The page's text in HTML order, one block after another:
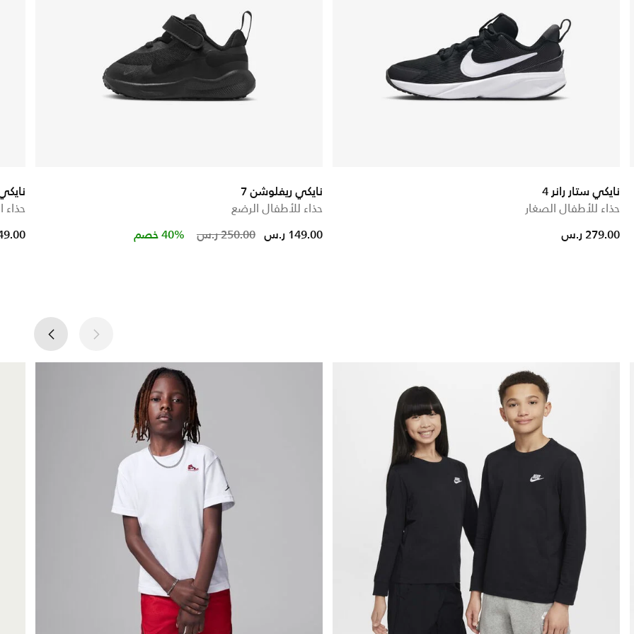
نايكي ستار رانر 4
حذاء للأطفال الصغار
279.00 ر.س
نايكي ريفلوشن 7
حذاء للأطفال الرضع
Price reduced from250.00 ر.س to149.00 ر.س 40% خصم
حذاء
from